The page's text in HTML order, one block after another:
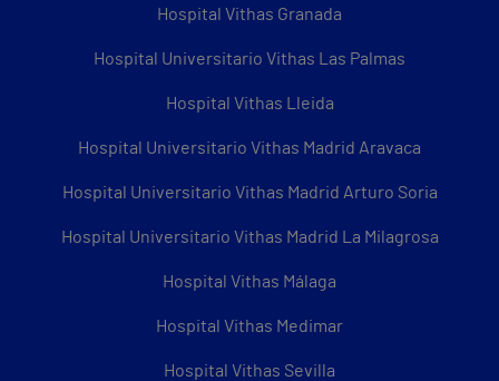
Hospital Vithas Granada
Hospital Universitario Vithas Las Palmas
Hospital Vithas Lleida
Hospital Universitario Vithas Madrid Aravaca
Hospital Universitario Vithas Madrid Arturo Soria
Hospital Universitario Vithas Madrid La Milagrosa
Hospital Vithas Málaga
Hospital Vithas Medimar
Hospital Vithas Sevilla